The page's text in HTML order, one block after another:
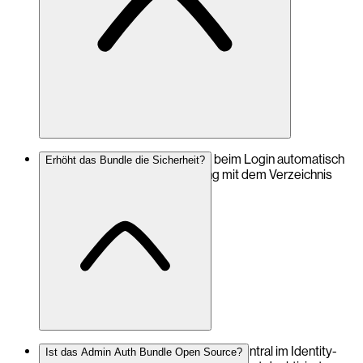
Nein. Konten und Rollen werden beim Login automatisch
erzeugt und bei jeder Anmeldung mit dem Verzeichnis
Erhöht das Bundle die Sicherheit?
Ja. Passwörter und Zugriffe werden zentral im Identity-
Ist das Admin Auth Bundle Open Source?